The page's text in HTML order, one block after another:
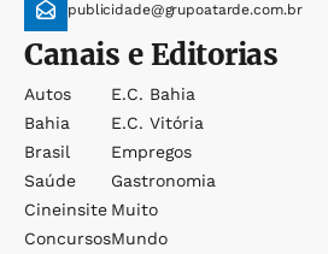
publicidade@grupoatarde.com.br
Canais e Editorias
Autos
Bahia
Brasil
Saúde
Cineinsite
Concursos
E.c. Bahia
E.c. Vitória
Empregos
Gastronomia
Muito
Mundo